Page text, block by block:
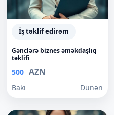
İş təklif edirəm
Gənclərə biznes əməkdaşlıq
təklifi
500 AZN
Bakı Dünən